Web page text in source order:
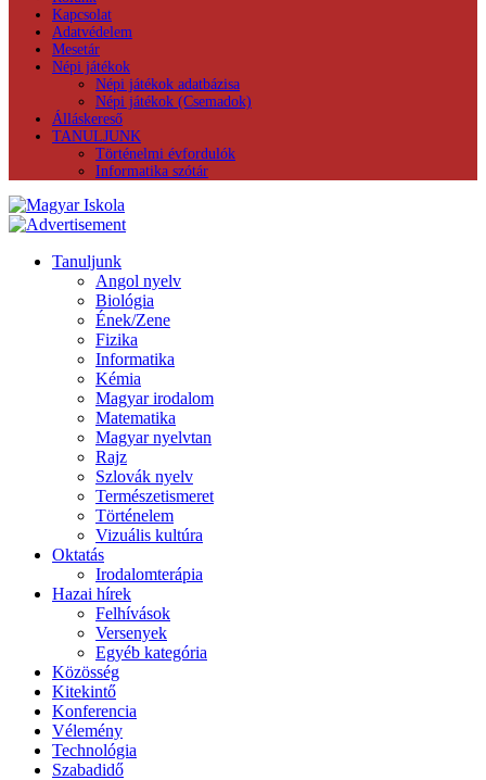
Kapcsolat
Adatvédelem
Mesetár
Népi játékok
Népi játékok adatbázisa
Népi játékok (Csemadok)
Álláskereső
TANULJUNK
Történelmi évfordulók
Informatika szótár
Tanuljunk
Angol nyelv
Biológia
Ének/Zene
Fizika
Informatika
Kémia
Magyar irodalom
Matematika
Magyar nyelvtan
Rajz
Szlovák nyelv
Természetismeret
Történelem
Vizuális kultúra
Oktatás
Irodalomterápia
Hazai hírek
Felhívások
Versenyek
Egyéb kategória
Közösség
Kitekintő
Konferencia
Vélemény
Technológia
Szabadidő